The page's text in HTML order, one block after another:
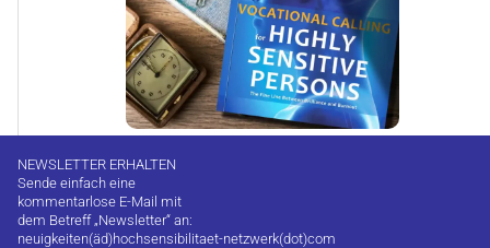
NEWSLETTER ERHALTEN
Sende einfach eine
kommentarlose E-Mail mit
dem Betreff „Newsletter“ an:
neuigkeiten(äd)hochsensibilitaet-netzwerk(dot)com